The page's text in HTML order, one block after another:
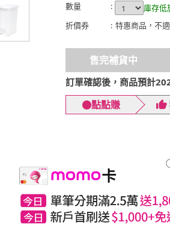
數量 :
庫存低
折價券
: 特惠商品，不
售完補貨中
訂單確認後，商品預計
點點賺